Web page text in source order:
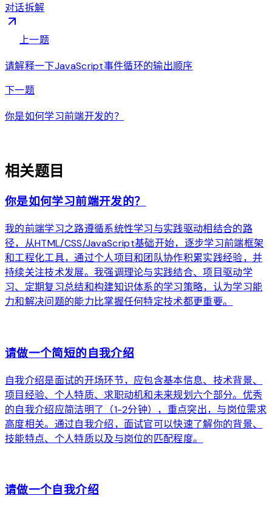
对话拆解
上一题
请解释一下JavaScript事件循环的输出顺序
下一题arrow_forward
你是如何学习前端开发的？
相关题目
你是如何学习前端开发的？
我的前端学习之路遵循系统性学习与实践驱动相结合的路
径，从HTML/CSS/JavaScript基础开始，逐步学习前端框架
和工程化工具，通过个人项目和团队协作积累实践经验，并
持续关注技术发展。我强调理论与实践结合、项目驱动学
习、定期复习总结和构建知识体系的学习策略，认为学习能
力和解决问题的能力比掌握任何特定技术都更重要。
请做一个简短的自我介绍
自我介绍是面试的开场环节，应包含基本信息、技术背景、
项目经验、个人特质、求职动机和未来规划六个部分。优秀
的自我介绍应简洁明了（1-2分钟），重点突出，与岗位需求
高度相关。通过自我介绍，面试官可以快速了解你的背景、
技能特点、个人特质以及与岗位的匹配程度。
请做一个自我介绍